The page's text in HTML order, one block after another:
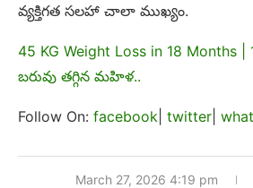
వ్యక్తిగత సలహా చాలా ముఖ్యం.
45 KG Weight Loss in 18 Months
బరువు తగ్గిన మహిళ..
Follow On: facebook twitter
March 27, 2026 4:19 pm